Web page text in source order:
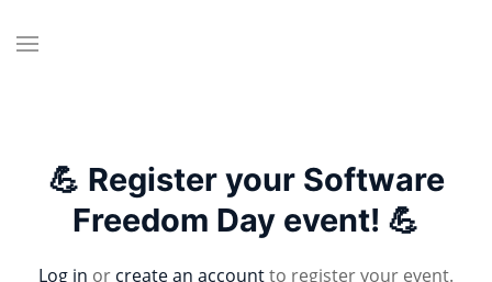
💪 Register your Software
Freedom Day event! 💪
Log in or create an accountto register your event.